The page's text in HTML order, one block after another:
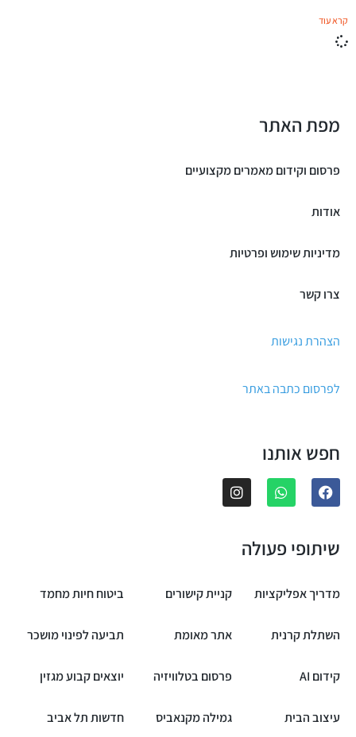
קרא עוד
מפת האתר
פרסום וקידום מאמרים מקצועיים
אודות
מדיניות שימוש ופרטיות
צרו קשר
הצהרת נגישות
לפרסום כתבה באתר
חפש אותנו
שיתופי פעולה
מדריך אפליקציות קניית קישורים ביטוח חיות מחמד
השתלת קרנית אתר מאומת תביעה לפינוי מושכר
קידום AI פרסום בטלוויזיה יוצאים קבוע מגזין
עיצוב הבית גמילה מקנאביס חדשות תל אביב